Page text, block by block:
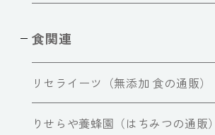
食関連
リセライーツ（無添加 食の通販）
りせらや養蜂園（はちみつの通販）